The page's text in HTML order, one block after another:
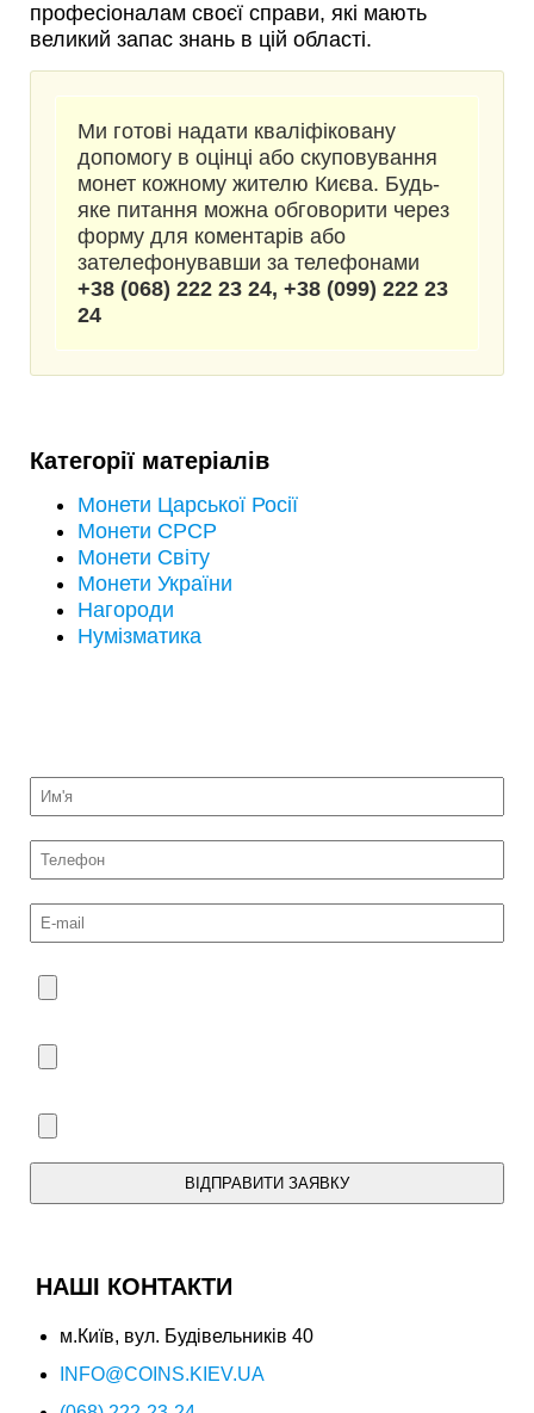
професіоналам своєї справи, які мають
великий запас знань в цій області.
Ми готові надати кваліфіковану
допомогу в оцінці або скуповування
монет кожному жителю Києва. Будь-
яке питання можна обговорити через
форму для коментарів або
зателефонувавши за телефонами
+38 (068) 222 23 24, +38 (099) 222 23
24
Категорії матеріалів
Монети Царської Росії
Монети СРСР
Монети Світу
Монети України
Нагороди
Нумізматика
ВІДПРАВИТИ ЗАЯВКУ
НАШІ КОНТАКТИ
м.Київ, вул. Будівельників 40
INFO@COINS.KIEV.UA